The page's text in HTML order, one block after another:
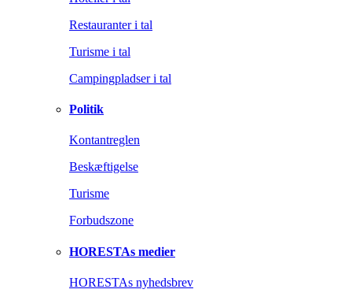
Restauranter i tal
Turisme i tal
Campingpladser i tal
Politik
Kontantreglen
Beskæftigelse
Turisme
Forbudszone
HORESTAs medier
HORESTAs nyhedsbrev